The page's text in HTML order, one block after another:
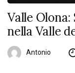
Valle
nella Valle
Antonio